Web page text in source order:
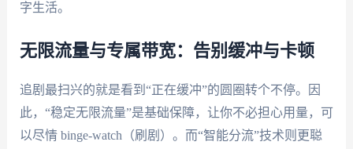
字生活。
无限流量与专属带宽：告别缓冲与卡顿
追剧最扫兴的就是看到“正在缓冲”的圆圈转个不停。因
此，“稳定无限流量”是基础保障，让你不必担心用量，可
以尽情 binge-watch（刷剧）。而“智能分流”技术则更聪